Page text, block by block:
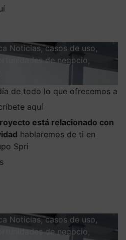
Noticias, casos de uso,
de negocio,
de todo lo que ofrecemos a
aquí
está relacionado con
hablaremos de ti en
Spri
Noticias, casos de uso,
de negocio,